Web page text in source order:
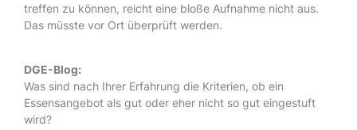
treffen zu können, reicht eine bloße Aufnahme nicht aus.
Das müsste vor Ort überprüft werden.
DGE-Blog:
Was sind nach Ihrer Erfahrung die Kriterien, ob ein
Essensangebot als gut oder eher nicht so gut eingestuft
wird?